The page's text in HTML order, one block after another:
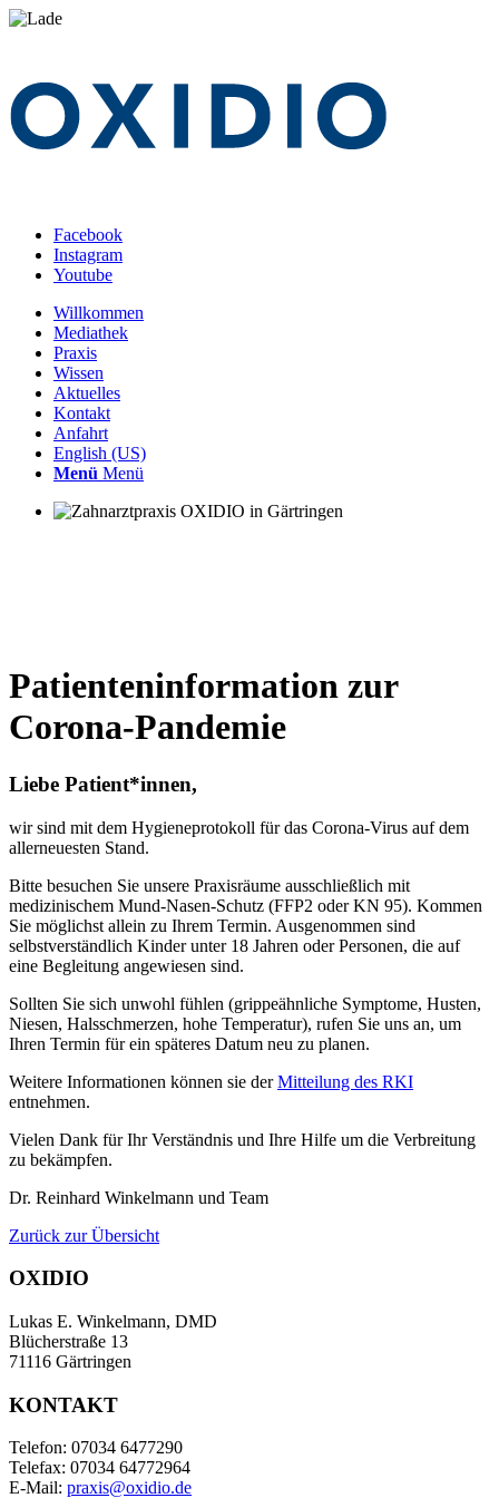
Facebook
Instagram
Youtube
Willkommen
Mediathek
Praxis
Wissen
Aktuelles
Kontakt
Anfahrt
English (US)
Menü Menü
Patienteninformation zur
Corona-Pandemie
Liebe Patient*innen,
wir sind mit dem Hygieneprotokoll für das Corona-Virus auf dem
allerneuesten Stand.
Bitte besuchen Sie unsere Praxisräume ausschließlich mit
medizinischem Mund-Nasen-Schutz (FFP2 oder KN 95). Kommen
Sie möglichst allein zu Ihrem Termin. Ausgenommen sind
selbstverständlich Kinder unter 18 Jahren oder Personen, die auf
eine Begleitung angewiesen sind.
Sollten Sie sich unwohl fühlen (grippeähnliche Symptome, Husten,
Niesen, Halsschmerzen, hohe Temperatur), rufen Sie uns an, um
Ihren Termin für ein späteres Datum neu zu planen.
Weitere Informationen können sie derMitteilung des RKI
entnehmen.
Vielen Dank für Ihr Verständnis und Ihre Hilfe um die Verbreitung
zu bekämpfen.
Dr. Reinhard Winkelmann und Team
Zurück zur Übersicht
OXIDIO
Lukas E. Winkelmann, DMD
Blücherstraße 13
71116 Gärtringen
KONTAKT
Telefon: 07034 6477290
Telefax: 07034 64772964
E-Mail: praxis@oxidio.de